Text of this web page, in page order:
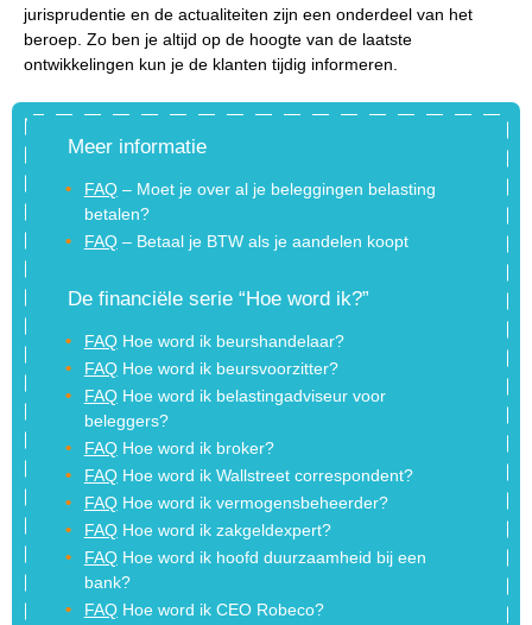
jurisprudentie en de actualiteiten zijn een onderdeel van het
beroep. Zo ben je altijd op de hoogte van de laatste
ontwikkelingen kun je de klanten tijdig informeren.
Meer informatie
FAQ– Moet je over al je beleggingen belasting
betalen?
FAQ– Betaal je BTW als je aandelen koopt
De financiële serie “Hoe word ik?”
FAQHoe word ik beurshandelaar?
FAQHoe word ik beursvoorzitter?
FAQHoe word ik belastingadviseur voor
beleggers?
FAQHoe word ik broker?
FAQHoe word ik Wallstreet correspondent?
FAQHoe word ik vermogensbeheerder?
FAQHoe word ik zakgeldexpert?
FAQHoe word ik hoofd duurzaamheid bij een
bank?
FAQHoe word ik CEO Robeco?